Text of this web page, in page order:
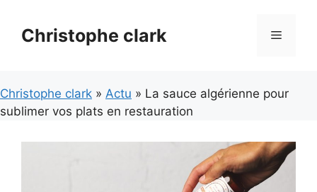
contenuChristophe clark Menu
Christophe clark » Actu » La sauce algérienne pour
sublimer vos plats en restauration